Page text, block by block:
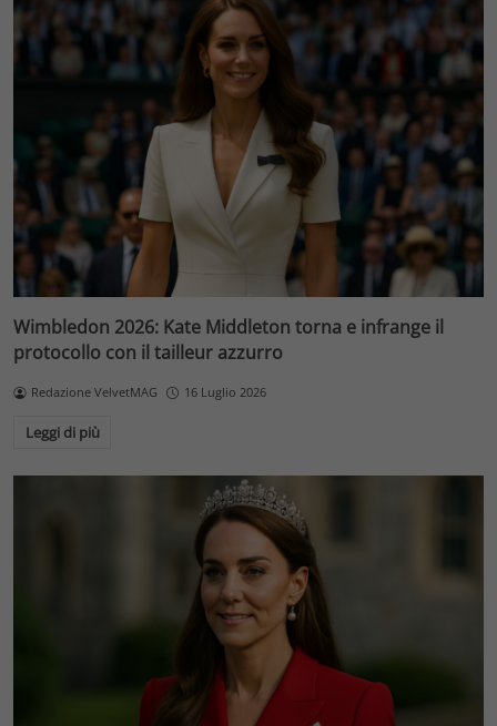
Wimbledon 2026: Kate Middleton torna e infrange il
protocollo con il tailleur azzurro
Redazione VelvetMAG 16 Luglio 2026
Leggi di più